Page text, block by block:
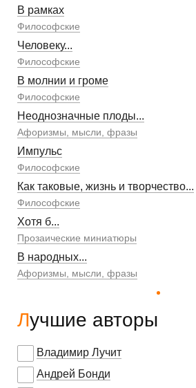
В рамках
Философские
Человеку...
Философские
В молнии и громе
Философские
Неоднозначные плоды...
Афоризмы, мысли, фразы
Импульс
Философские
Как таковые, жизнь и творчество...
Философские
Хотя б...
Прозаические миниатюры
В народных...
Афоризмы, мысли, фразы
Лучшие авторы
Владимир Лучит
Андрей Бонди